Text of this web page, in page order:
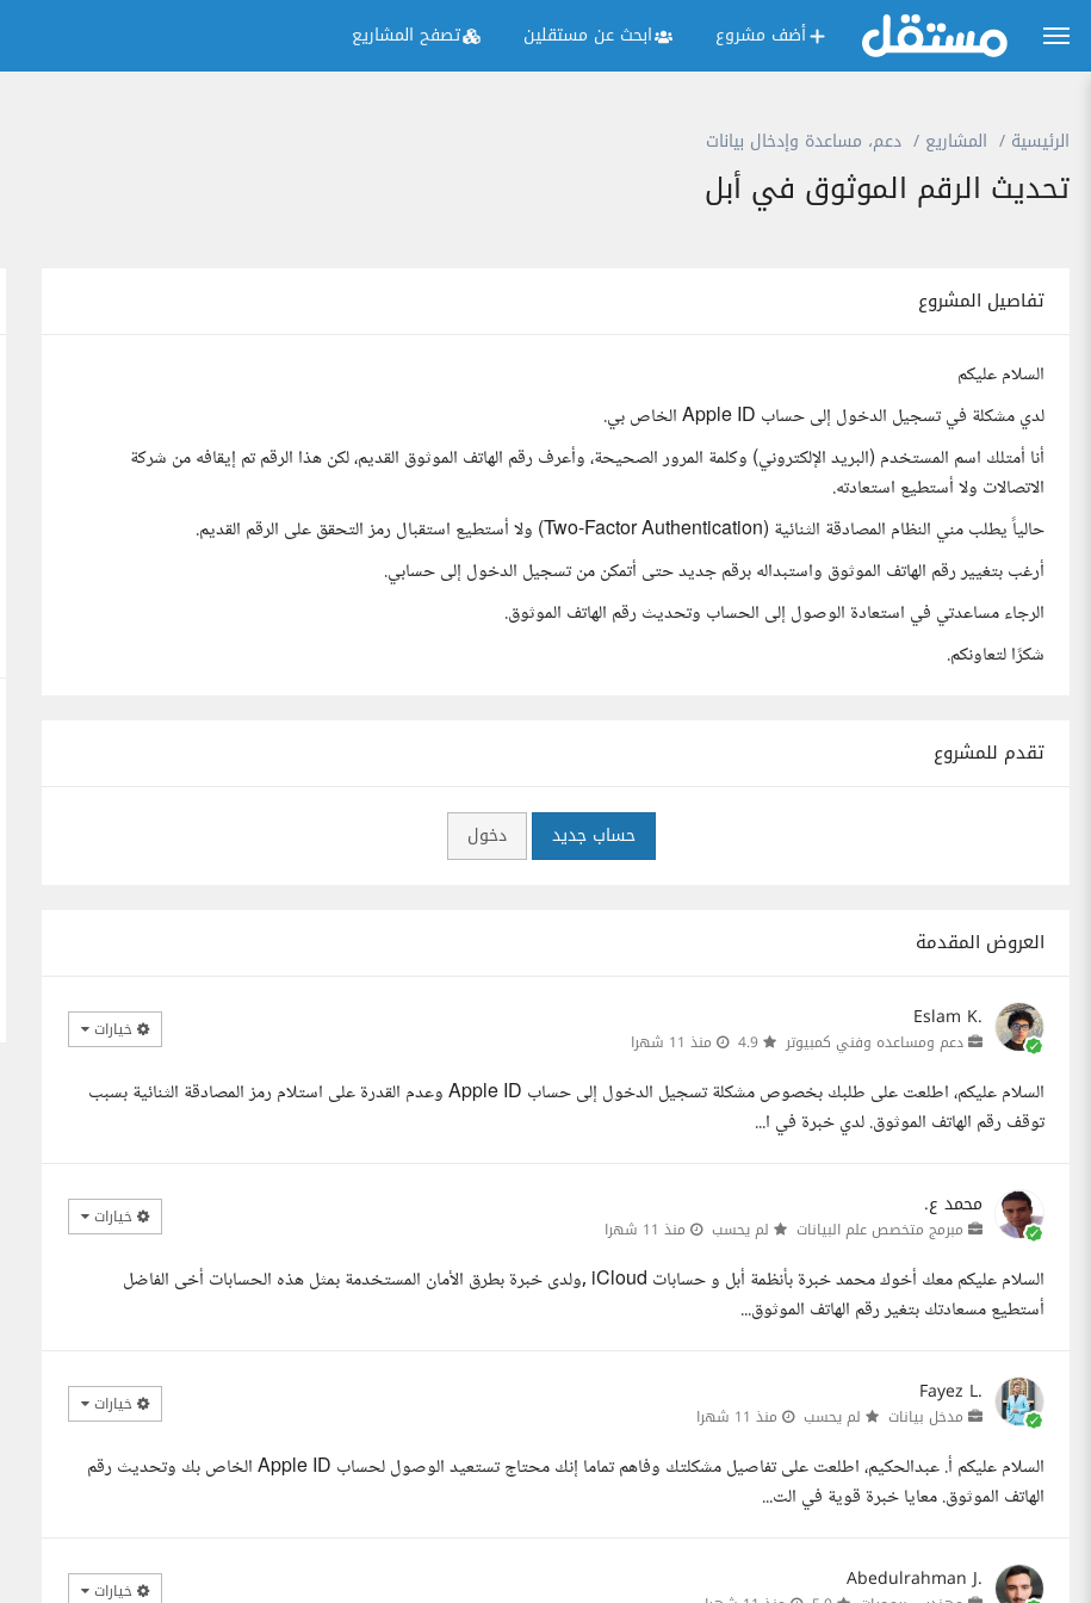
أضف مشروع ابحث عن مستقلين تصفح المشاريع
الرئيسية المشاريع دعم، مساعدة وإدخال بيانات
تحديث الرقم الموثوق في أبل
تفاصيل المشروع
السلام عليكم
لدي مشكلة في تسجيل الدخول إلى حساب Apple ID الخاص بي.
أنا أمتلك اسم المستخدم (البريد الإلكتروني) وكلمة المرور الصحيحة، وأعرف رقم الهاتف الموثوق القديم، لكن هذا الرقم تم إيقافه من شركة
الاتصالات ولا أستطيع استعادته.
حالياً يطلب مني النظام المصادقة الثنائية (Two-Factor Authentication) ولا أستطيع استقبال رمز التحقق على الرقم القديم.
أرغب بتغيير رقم الهاتف الموثوق واستبداله برقم جديد حتى أتمكن من تسجيل الدخول إلى حسابي.
الرجاء مساعدتي في استعادة الوصول إلى الحساب وتحديث رقم الهاتف الموثوق.
شكرًا لتعاونكم.
تقدم للمشروع
حساب جديد دخول
العروض المقدمة
Eslam K.
دعم ومساعده وفني كمبيوتر منذ 11 شهرا خيارات
السلام عليكم، اطلعت على طلبك بخصوص مشكلة تسجيل الدخول إلى حساب Apple ID وعدم القدرة على استلام رمز المصادقة الثنائية بسبب
توقف رقم الهاتف الموثوق. لدي خبرة في ا...
محمد ع.
مبرمج متخصص علم البيانات لم يحسب منذ 11 شهرا خيارات
السلام عليكم معك أخوك محمد خبرة بأنظمة أبل و حسابات iCloud ,ولدى خبرة بطرق الأمان المستخدمة بمثل هذه الحسابات أخى الفاضل
أستطيع مسعادتك بتغير رقم الهاتف الموثوق...
Fayez L.
مدخل بيانات لم يحسب منذ 11 شهرا خيارات
السلام عليكم أ. عبدالحكيم، اطلعت على تفاصيل مشكلتك وفاهم تماما إنك محتاج تستعيد الوصول لحساب Apple ID الخاص بك وتحديث رقم
الهاتف الموثوق. معايا خبرة قوية في الت...
Abedulrahman J. خيارات